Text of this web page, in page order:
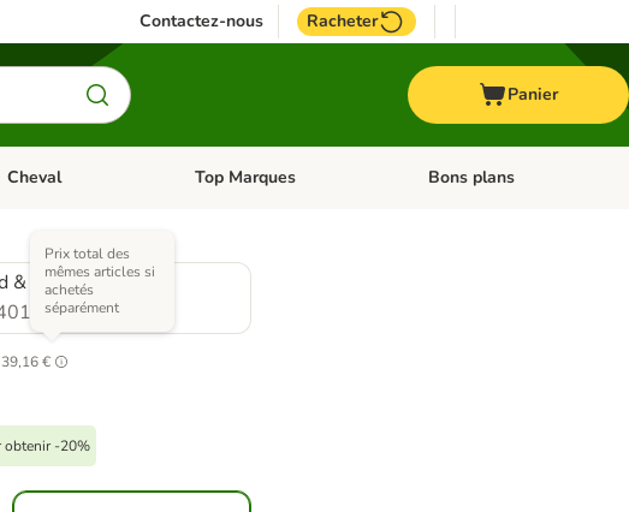
Contactez-nous Racheter
Panier
Dérouler les catégories: Oiseau
Cheval Dérouler les catégories: Cheval
Top Marques Dérouler les catégories: Top
Bons plans
& poulet
39,16 €
Prix total des
mêmes articles si
achetés
séparément
obtenir -20%